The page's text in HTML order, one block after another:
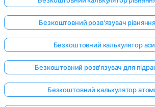
Безкоштовний розв'язувач
Безкоштовний калькулятор
Безкоштовний розв'язувач для
Безкоштовний калькулятор